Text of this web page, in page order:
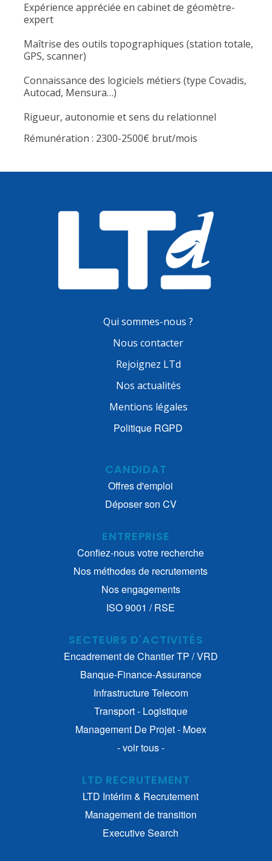
Expérience appréciée en cabinet de géomètre-
expert
Maîtrise des outils topographiques (station totale,
GPS, scanner)
Connaissance des logiciels métiers (type Covadis,
Autocad, Mensura…)
Rigueur, autonomie et sens du relationnel
Rémunération : 2300-2500€ brut/mois
Qui sommes-nous ?
Nous contacter
Rejoignez LTd
Nos actualités
Mentions légales
Politique RGPD
CANDIDAT
Offres d'emploi
Déposer son CV
ENTREPRISE
Confiez-nous votre recherche
Nos méthodes de recrutements
Nos engagements
ISO 9001 / RSE
SECTEURS D'ACTIVITÉS
Encadrement de Chantier TP / VRD
Banque-Finance-Assurance
Infrastructure Telecom
Transport - Logistique
Management De Projet - Moex
- voir tous -
LTD RECRUTEMENT
LTD Intérim & Recrutement
Management de transition
Executive Search